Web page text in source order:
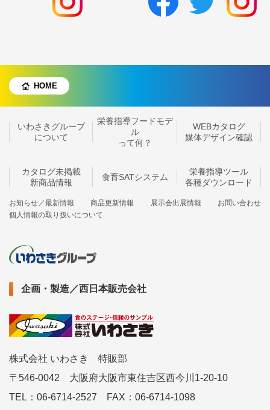
HOME
いわさきグループ
について
栄養指導フードモデ
ル
って何？
WEBカタログ
媒体デザイン確認
カタログ未掲載
新商品情報
食育SATシステム
栄養指導ツール
各種ダウンロード
お知らせ／最新情報 商品更新情報 展示会出展情報
お問い合わせ
個人情報の取り扱いについて
企画・製造／西日本販売会社
株式会社 いわさき 特販部
〒546-0042 大阪府大阪市東住吉区西今川1-20-10
TEL：06-6714-2527 FAX：06-6714-1098